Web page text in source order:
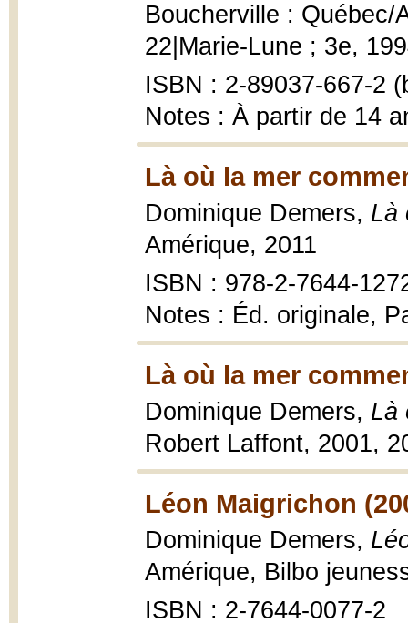
Boucherville : Québec/
22|Marie-Lune ; 3e,
ISBN : 2-89037-667-2
Notes : À partir de 14
Là où la mer
Dominique Demers, Là
Amérique, 2011
ISBN : 978-2-7644-
Notes : Éd. originale,
Là où la mer
Dominique Demers, Là
Robert Laffont, 2001,
Léon Maigrichon
Dominique Demers,
Amérique, Bilbo
ISBN : 2-7644-0077-2